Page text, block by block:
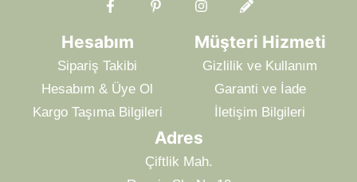
Hesabım
Sipariş Takibi
Hesabım & Üye Ol
Kargo Taşıma Bilgileri
Müşteri Hizmeti
Gizlilik ve Kullanım
Garanti ve İade
İletişim Bilgileri
Adres
Çiftlik Mah.